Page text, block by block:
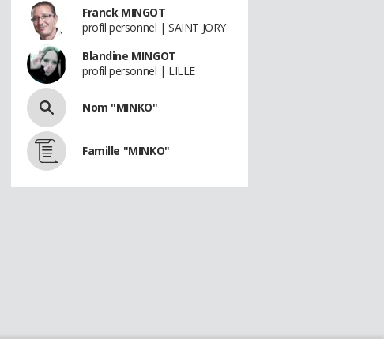
Franck MINGOT
profil personnel | SAINT JORY
Blandine MINGOT
profil personnel | LILLE
Nom "MINKO"
Famille "MINKO"